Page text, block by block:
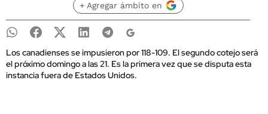
+ Agregar ámbito en
Los canadienses se impusieron por 118-109. El segundo cotejo será
el próximo domingo a las 21. Es la primera vez que se disputa esta
instancia fuera de Estados Unidos.